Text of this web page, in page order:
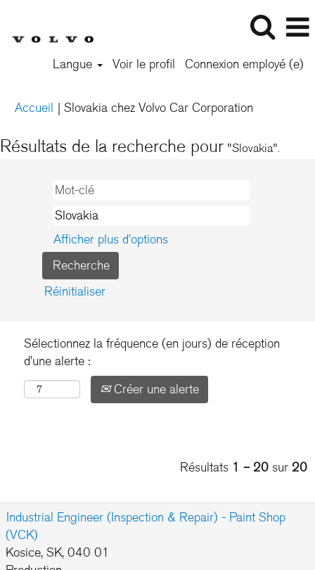
Langue Voir le profil Connexion employé (e)
Accueil | Slovakia chez Volvo Car Corporation
Résultats de la recherche pour "Slovakia".
Afficher plus d’options
Réinitialiser
Sélectionnez la fréquence (en jours) de réception
d’une alerte :
Créer une alerte
Résultats 1 – 20 sur 20
Industrial Engineer (Inspection & Repair) - Paint Shop
(VCK)
Kosice, SK, 040 01